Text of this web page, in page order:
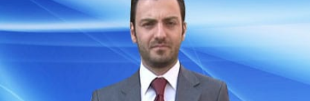
إقتصاد فن
منوعات رياضة
كأس العالم